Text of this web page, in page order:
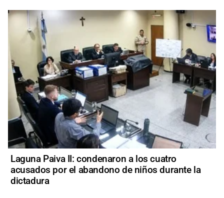
Laguna Paiva II: condenaron a los cuatro
acusados por el abandono de niños durante la
dictadura